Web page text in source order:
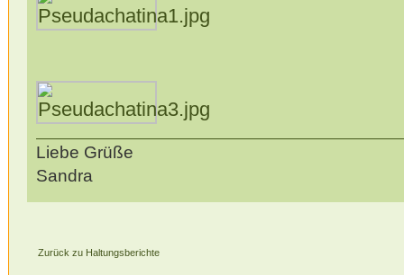
Liebe Grüße
Sandra
Zurück zu Haltungsberichte